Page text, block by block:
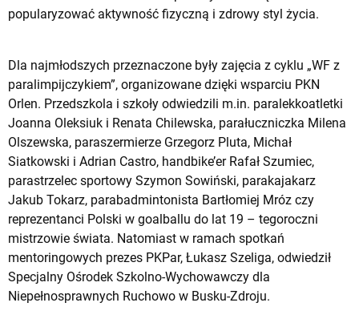
popularyzować aktywność fizyczną i zdrowy styl życia.
Dla najmłodszych przeznaczone były zajęcia z cyklu „WF z
paralimpijczykiem”, organizowane dzięki wsparciu PKN
Orlen. Przedszkola i szkoły odwiedzili m.in. paralekkoatletki
Joanna Oleksiuk i Renata Chilewska, parałuczniczka Milena
Olszewska, paraszermierze Grzegorz Pluta, Michał
Siatkowski i Adrian Castro, handbike’er Rafał Szumiec,
parastrzelec sportowy Szymon Sowiński, parakajakarz
Jakub Tokarz, parabadmintonista Bartłomiej Mróz czy
reprezentanci Polski w goalballu do lat 19 – tegoroczni
mistrzowie świata. Natomiast w ramach spotkań
mentoringowych prezes PKPar, Łukasz Szeliga, odwiedził
Specjalny Ośrodek Szkolno-Wychowawczy dla
Niepełnosprawnych Ruchowo w Busku-Zdroju.